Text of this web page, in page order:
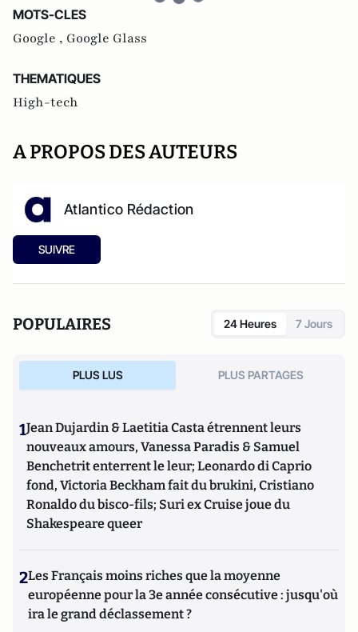
MOTS-CLES
Google , Google Glass
THEMATIQUES
High-tech
A PROPOS DES AUTEURS
Atlantico Rédaction
SUIVRE
POPULAIRES 24 Heures 7 Jours
PLUS LUS PLUS PARTAGES
1Jean Dujardin & Laetitia Casta étrennent leurs
nouveaux amours, Vanessa Paradis & Samuel
Benchetrit enterrent le leur; Leonardo di Caprio
fond, Victoria Beckham fait du brukini, Cristiano
Ronaldo du bisco-fils; Suri ex Cruise joue du
Shakespeare queer
2Les Français moins riches que la moyenne
européenne pour la 3e année consécutive : jusqu'où
ira le grand déclassement ?